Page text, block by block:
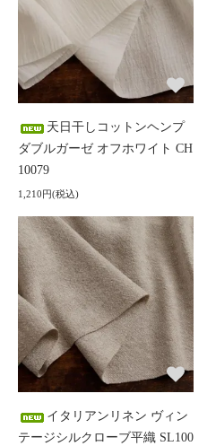
天日干しコットンヘンプ
ダブルガーゼ オフホワイト CH
10079
1,210円(税込)
イタリアンリネン ヴィン
テージシルクローブ平織 SL100